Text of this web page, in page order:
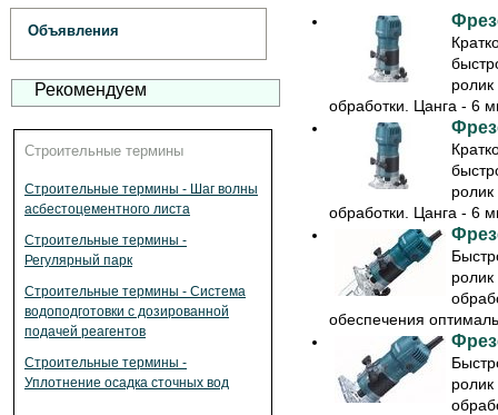
Объявления
Рекомендуем
Строительные термины
Строительные термины - Шаг волны
асбестоцементного листа
Строительные термины -
Регулярный парк
Строительные термины - Система
водоподготовки с дозированной
подачей реагентов
Строительные термины -
Уплотнение осадка сточных вод
обработки. Цанга - 6
обработки. Цанга - 6
обеспечения